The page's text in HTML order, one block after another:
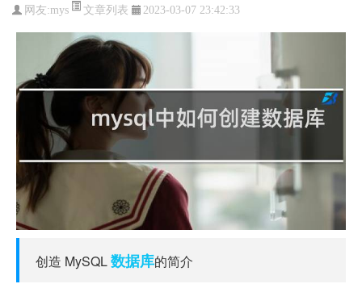
网友:mys 文章列表 2023-03-07 23:42:33
创造 MySQL数据库的简介